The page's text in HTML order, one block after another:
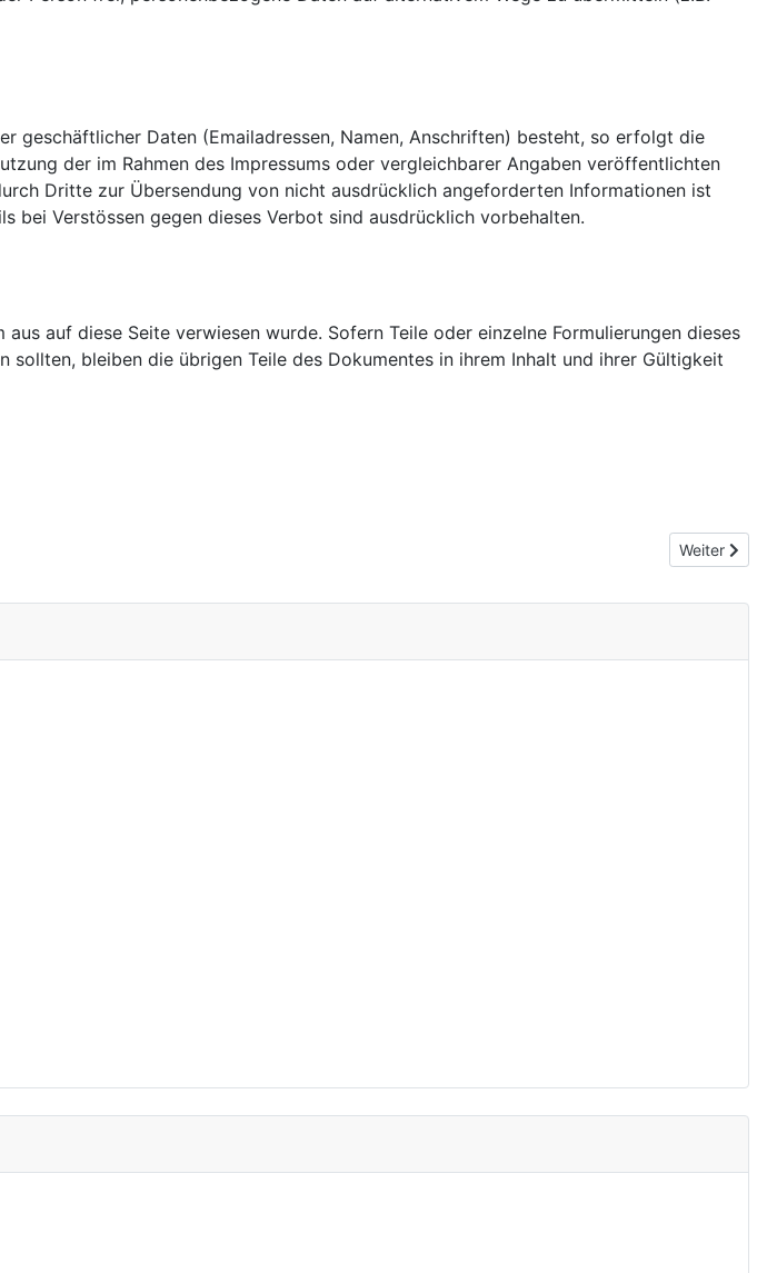
geschäftlicher Daten (Emailadressen, Namen, Anschriften) besteht, so erfolgt die
der im Rahmen des Impressums oder vergleichbarer Angaben veröffentlichten
Dritte zur Übersendung von nicht ausdrücklich angeforderten Informationen ist
bei Verstössen gegen dieses Verbot sind ausdrücklich vorbehalten.
auf diese Seite verwiesen wurde. Sofern Teile oder einzelne Formulierungen dieses
bleiben die übrigen Teile des Dokumentes in ihrem Inhalt und ihrer Gültigkeit
Nächster
Weiter